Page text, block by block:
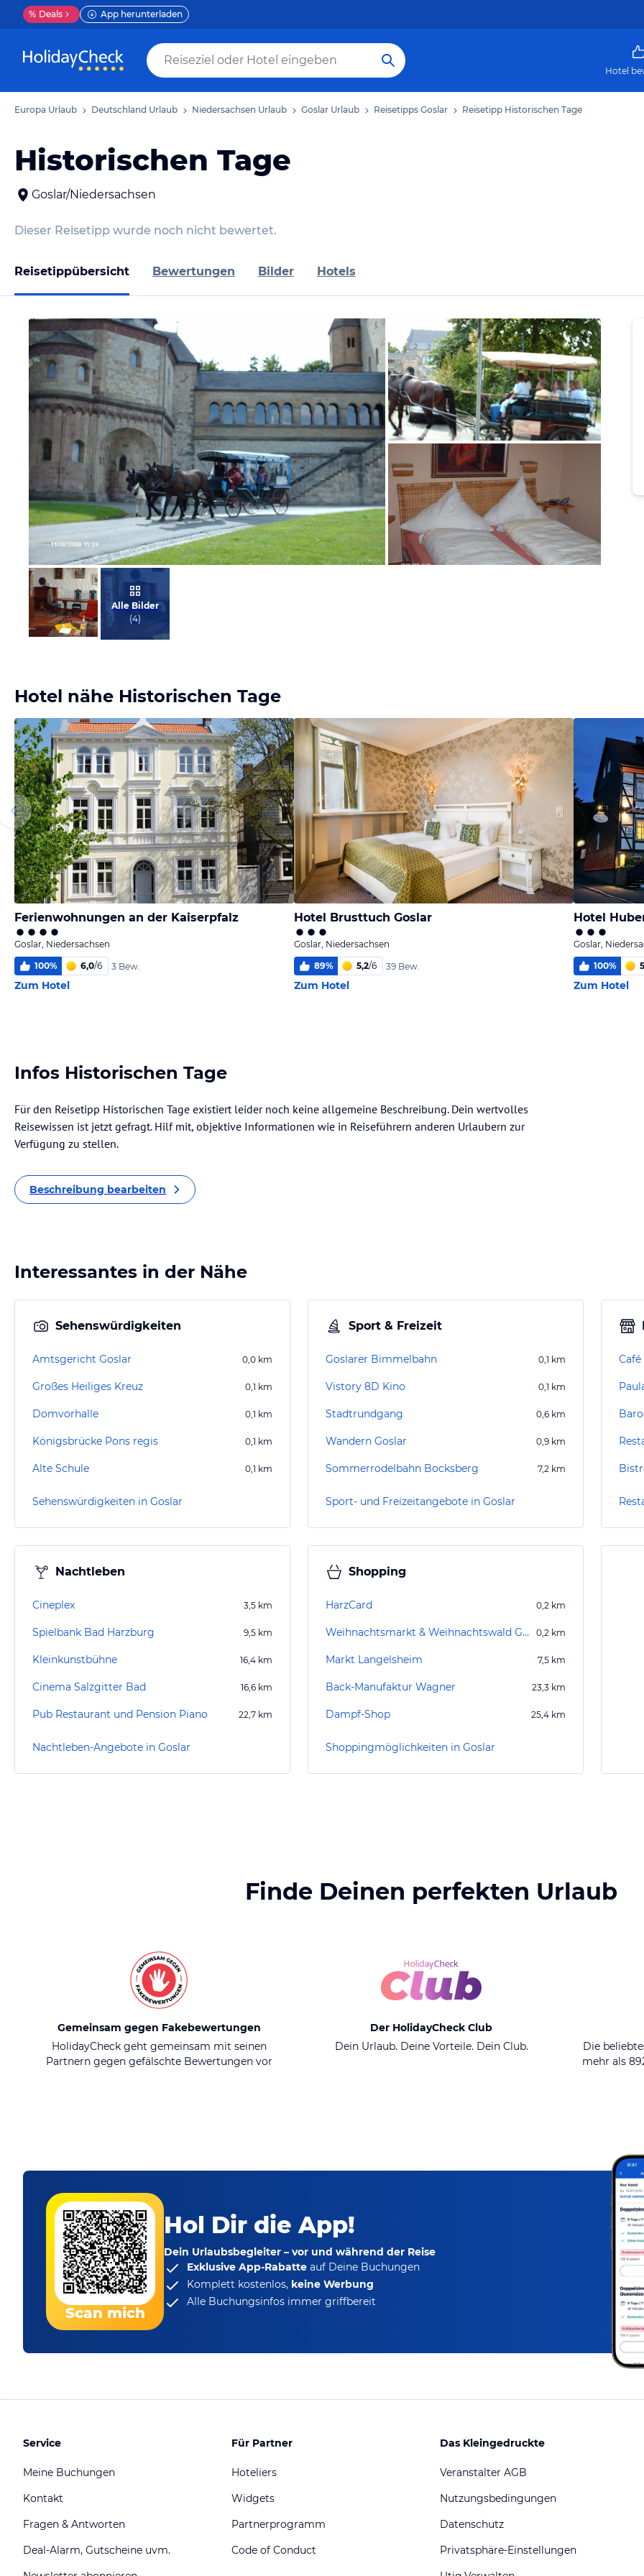
% Deals App herunterladen
Hotel
Europa Urlaub Deutschland Urlaub Niedersachsen Urlaub Goslar Urlaub Reisetipps Goslar Reisetipp Historischen Tage
Historischen Tage
Goslar/Niedersachsen
Dieser Reisetipp wurde noch nicht bewertet.
Reisetippübersicht Bewertungen Bilder Hotels
Bild melden
von Gundula
Bild melden
von Gundula
Alle Bilder
(4)
Hotel nähe Historischen Tage
Ferienwohnungen an der Kaiserpfalz
Goslar, Niedersachsen
100% 6,0/6 3 Bew.
Zum Hotel
Hotel Brusttuch Goslar
Goslar, Niedersachsen
89% 5,2/6 39 Bew.
Zum Hotel
Hotel
Goslar,
100%
Zum Hotel
Infos Historischen Tage
Für den Reisetipp Historischen Tage existiert leider noch keine allgemeine Beschreibung. Dein wertvolles
Reisewissen ist jetzt gefragt. Hilf mit, objektive Informationen wie in Reiseführern anderen Urlaubern zur
Verfügung zu stellen.
Beschreibung bearbeiten
Interessantes in der Nähe
Sehenswürdigkeiten
Amtsgericht Goslar 0,0 km
Großes Heiliges Kreuz 0,1 km
Domvorhalle 0,1 km
Königsbrücke Pons regis 0,1 km
Alte Schule 0,1 km
Sehenswürdigkeiten in Goslar
Sport & Freizeit
Goslarer Bimmelbahn 0,1 km
Vistory 8D Kino 0,1 km
Stadtrundgang 0,6 km
Wandern Goslar 0,9 km
Sommerrodelbahn Bocksberg 7,2 km
Sport- und Freizeitangebote in Goslar
Nachtleben
Cineplex 3,5 km
Spielbank Bad Harzburg 9,5 km
Kleinkunstbühne 16,4 km
Cinema Salzgitter Bad 16,6 km
Pub Restaurant und Pension Piano 22,7 km
Nachtleben-Angebote in Goslar
Shopping
HarzCard 0,2 km
Weihnachtsmarkt & Weihnachtswald Goslar 0,2 km
Markt Langelsheim 7,5 km
Back-Manufaktur Wagner 23,3 km
Dampf-Shop 25,4 km
Shoppingmöglichkeiten in Goslar
Finde Deinen perfekten Urlaub
Gemeinsam gegen Fakebewertungen
HolidayCheck geht gemeinsam mit seinen
Partnern gegen gefälschte Bewertungen vor
Der HolidayCheck Club
Dein Urlaub. Deine Vorteile. Dein Club.
Die
mehr als
Scan mich
Hol Dir die App!
Dein Urlaubsbegleiter – vor und während der Reise
Exklusive App-Rabatte auf Deine Buchungen
Komplett kostenlos, keine Werbung
Alle Buchungsinfos immer griffbereit
Service
Meine Buchungen
Kontakt
Fragen & Antworten
Deal-Alarm, Gutscheine uvm.
Für Partner
Hoteliers
Widgets
Partnerprogramm
Code of Conduct
Das Kleingedruckte
Veranstalter AGB
Nutzungsbedingungen
Datenschutz
Privatsphäre-Einstellungen